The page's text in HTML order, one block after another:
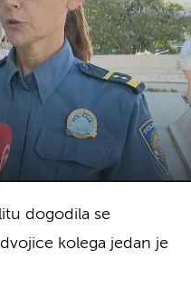
dogodila se
kolega jedan je